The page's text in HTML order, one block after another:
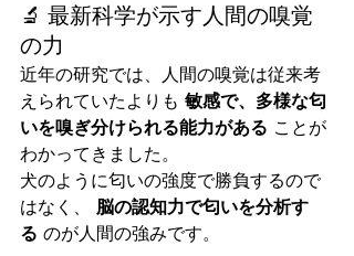
🔬 最新科学が示す人間の嗅覚
の力
近年の研究では、人間の嗅覚は従来考
えられていたよりも 敏感で、多様な匂
いを嗅ぎ分けられる能力がある ことが
わかってきました。
犬のように匂いの強度で勝負するので
はなく、 脳の認知力で匂いを分析す
る のが人間の強みです。